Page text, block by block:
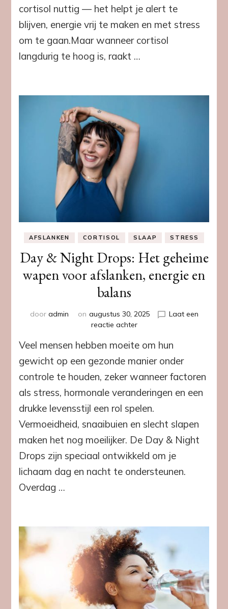
vetverbranding
(en
hoe
je
kunt
Night
Drops)
cortisol nuttig — het helpt je alert te
blijven, energie vrij te maken en met stress
om te gaan.Maar wanneer cortisol
langdurig te hoog is, raakt …
AFSLANKEN CORTISOL SLAAP STRESS
Day & Night Drops: Het geheime
wapen voor afslanken, energie en
balans
door admin on augustus 30, 2025
Laat een
reactie achterop
&
Night
Drops:
Het
geheime
wapen
voor
afslanken,
en
balans
Veel mensen hebben moeite om hun
gewicht op een gezonde manier onder
controle te houden, zeker wanneer factoren
als stress, hormonale veranderingen en een
drukke levensstijl een rol spelen.
Vermoeidheid, snaaibuien en slecht slapen
maken het nog moeilijker. De Day & Night
Drops zijn speciaal ontwikkeld om je
lichaam dag en nacht te ondersteunen.
Overdag …